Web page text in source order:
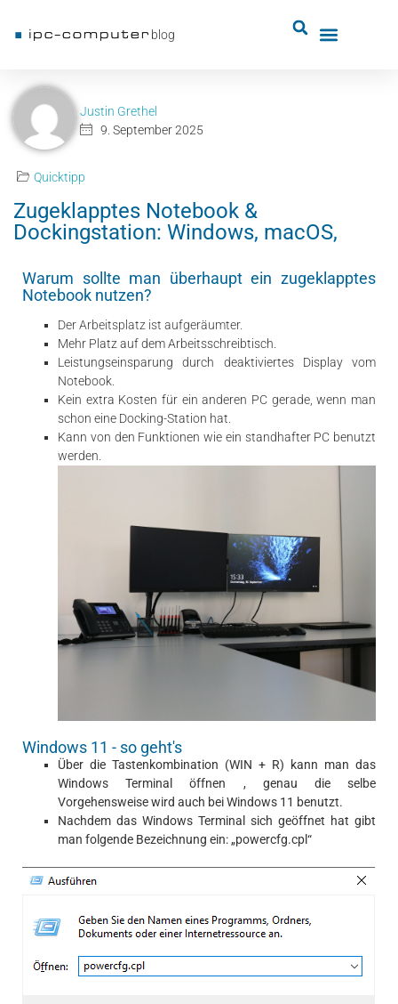
blog
Justin Grethel
9. September 2025
Quicktipp
Zugeklapptes Notebook &
Dockingstation: Windows, macOS,
Warum sollte man überhaupt ein zugeklapptes
Notebook nutzen?
Der Arbeitsplatz ist aufgeräumter.
Mehr Platz auf dem Arbeitsschreibtisch.
Leistungseinsparung durch deaktiviertes Display vom
Notebook.
Kein extra Kosten für ein anderen PC gerade, wenn man
schon eine Docking-Station hat.
Kann von den Funktionen wie ein standhafter PC benutzt
werden.
Windows 11 - so geht's
Über die Tastenkombination (WIN + R) kann man das
Windows Terminal öffnen , genau die selbe
Vorgehensweise wird auch bei Windows 11 benutzt.
Nachdem das Windows Terminal sich geöffnet hat gibt
man folgende Bezeichnung ein: „powercfg.cpl“